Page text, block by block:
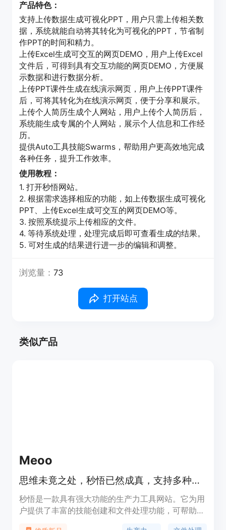
产品特色：
支持上传数据生成可视化PPT，用户只需上传相关数
据，系统就能自动将其转化为可视化的PPT，节省制
作PPT的时间和精力。
上传Excel生成可交互的网页DEMO，用户上传Excel
文件后，可得到具有交互功能的网页DEMO，方便展
示数据和进行数据分析。
上传PPT课件生成在线演示网页，用户上传PPT课件
后，可将其转化为在线演示网页，便于分享和展示。
上传个人简历生成个人网站，用户上传个人简历后，
系统能生成专属的个人网站，展示个人信息和工作经
历。
提供Auto工具技能Swarms，帮助用户更高效地完成
各种任务，提升工作效率。
使用教程：
1. 打开秒悟网站。
2. 根据需求选择相应的功能，如上传数据生成可视化
PPT、上传Excel生成可交互的网页DEMO等。
3. 按照系统提示上传相应的文件。
4. 等待系统处理，处理完成后即可查看生成的结果。
5. 可对生成的结果进行进一步的编辑和调整。
浏览量：73
打开站点
类似产品
Meoo
思维未竟之处，秒悟已然成真，支持多种文件处理与技能创建
秒悟是一款具有强大功能的生产力工具网站。它为用
户提供了丰富的技能创建和文件处理功能，可帮助用